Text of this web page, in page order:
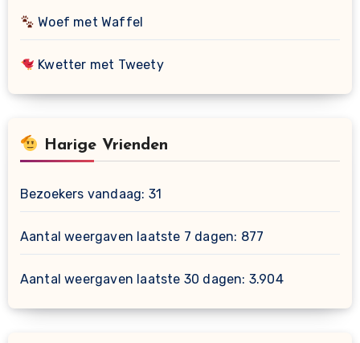
Woef met Waffel
Kwetter met Tweety
Harige Vrienden
Bezoekers vandaag: 31
Aantal weergaven laatste 7 dagen: 877
Aantal weergaven laatste 30 dagen: 3.904